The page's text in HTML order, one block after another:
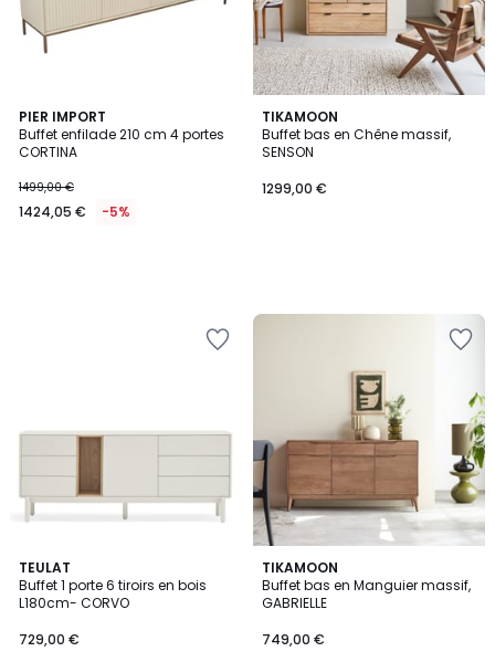
PIER IMPORT
Buffet enfilade 210 cm 4 portes
CORTINA
1499,00 €
1424,05 € -5%
TIKAMOON
Buffet bas en Chêne massif,
SENSON
1299,00 €
TEULAT
Buffet 1 porte 6 tiroirs en bois
L180cm- CORVO
729,00 €
3
Couleurs
TIKAMOON
Buffet bas en Manguier massif,
GABRIELLE
749,00 €
3
/
5